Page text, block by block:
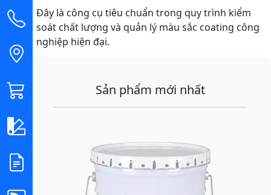
Đây là công cụ tiêu chuẩn trong quy trình kiểm
soát chất lượng và quản lý màu sắc coating công
nghiệp hiện đại.
Sản phẩm mới nhất